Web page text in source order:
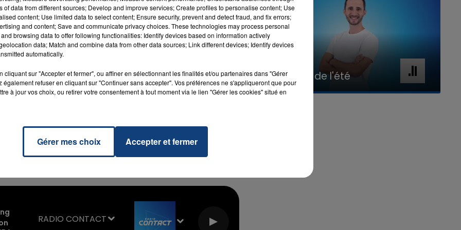
Bref, ça sent le roussi.
en garde à vue...puis mis en
l’affaire est grave. Pour mettre quelqu’un au trou 48
les faits qui lui sont reprochés soient passibles de plus
qui est concerné par l’enquête. Henri Ségard, Jean-
aussi entendus par la police judiciaire. Mercredi soir, tous
RADIO CONTACT
La Team de l'été La Team de l'été
of data from different sources; Develop and improve services; Create profiles to personalise content; Use
content; Use limited data to select content; Ensure security, prevent and detect fraud, and fix errors;
and content; Save and communicate privacy choices. These technologies may process personal
browsing data to offer following functionalities: Identify devices based on information actively
data; Match and combine data from other data sources; Link different devices; Identify devices
automatically.
cliquant sur "Accepter et fermer", ou affiner en sélectionnant les finalités et/ou partenaires dans "Gérer
également refuser en cliquant sur "Continuer sans accepter". Vos préférences ne s'appliqueront que pour
à jour vos choix, ou retirer votre consentement à tout moment via le lien "Gérer les cookies" situé en
Gérer mes choix Accepter et fermer